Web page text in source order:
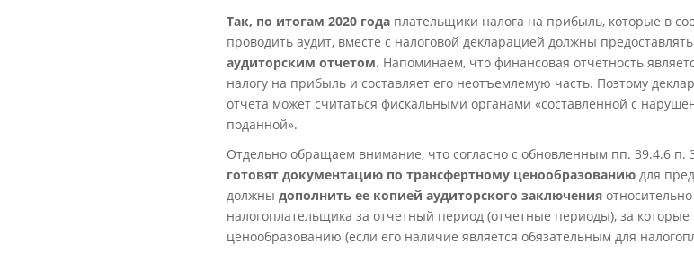
Так, по итогам 2020 года плательщики налога на прибыль, которые в
проводить аудит, вместе с налоговой декларацией должны
аудиторским отчетом. Напоминаем, что финансовая отчетность
налогу на прибыль и составляет его неотъемлемую часть. Поэтому
отчета может считаться фискальными органами «составленной с
поданной».
Отдельно обращаем внимание, что согласно с обновленным пп. 39.4.6 п.
готовят документацию по трансфертному ценообразованию для
должны дополнить ее копией аудиторского заключения
налогоплательщика за отчетный период (отчетные периоды), за
ценообразованию (если его наличие является обязательным для